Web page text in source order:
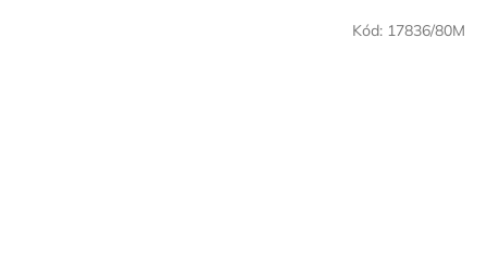
Kód: 17836/80M